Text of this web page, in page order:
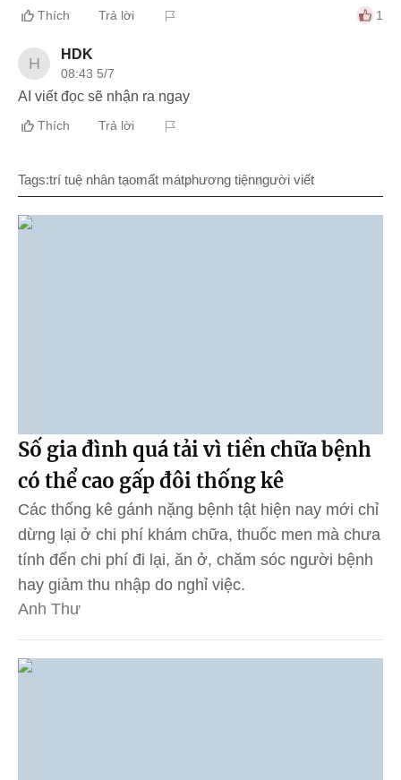
Thích Trả lời 1
H HDK
08:43 5/7
AI viết đọc sẽ nhận ra ngay
Thích Trả lời
Tags:trí tuệ nhân tạomất mátphương tiệnngười viết
Số gia đình quá tải vì tiền chữa bệnh
có thể cao gấp đôi thống kê
Các thống kê gánh nặng bệnh tật hiện nay mới chỉ
dừng lại ở chi phí khám chữa, thuốc men mà chưa
tính đến chi phí đi lại, ăn ở, chăm sóc người bệnh
hay giảm thu nhập do nghỉ việc.
Anh Thư